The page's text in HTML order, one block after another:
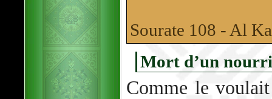
Sourate 108 - Al
Mort d’un
Comme le